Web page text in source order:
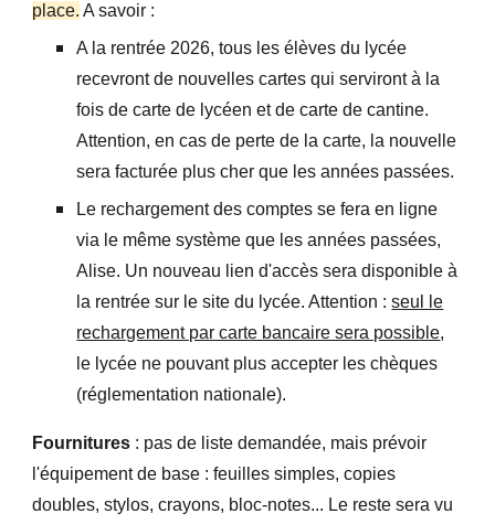
place. A savoir :
A la rentrée 2026, tous les élèves du lycée
recevront de nouvelles cartes qui serviront à la
fois de carte de lycéen et de carte de cantine.
Attention, en cas de perte de la carte, la nouvelle
sera facturée plus cher que les années passées.
Le rechargement des comptes se fera en ligne
via le même système que les années passées,
Alise. Un nouveau lien d'accès sera disponible à
la rentrée sur le site du lycée. Attention :seul le
rechargement par carte bancaire sera possible,
le lycée ne pouvant plus accepter les chèques
(réglementation nationale).
Fournitures : pas de liste demandée, mais prévoir
l'équipement de base : feuilles simples, copies
doubles, stylos, crayons, bloc-notes... Le reste sera vu